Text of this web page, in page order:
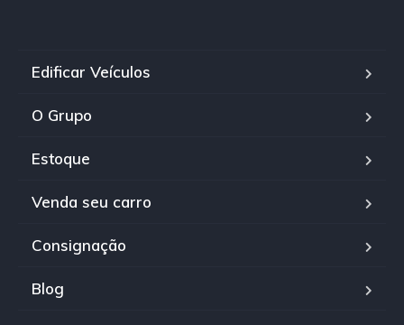
Edificar Veículos
O Grupo
Estoque
Venda seu carro
Consignação
Blog